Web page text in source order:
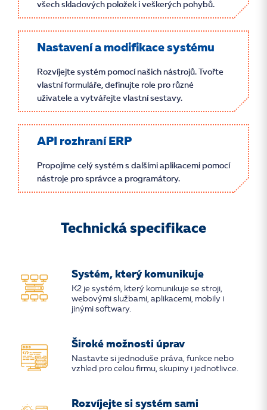
všech skladových položek i veškerých pohybů.
Nastavení a modifikace systému
Rozvíjejte systém pomocí našich nástrojů. Tvořte
vlastní formuláře, definujte role pro různé
uživatele a vytvářejte vlastní sestavy.
API rozhraní ERP
Propojíme celý systém s dalšími aplikacemi pomocí
nástroje pro správce a programátory.
Technická specifikace
Systém, který komunikuje
K2 je systém, který komunikuje se stroji,
webovými službami, aplikacemi, mobily i
jinými softwary.
Široké možnosti úprav
Nastavte si jednoduše práva, funkce nebo
vzhled pro celou firmu, skupiny i jednotlivce.
Rozvíjejte si systém sami